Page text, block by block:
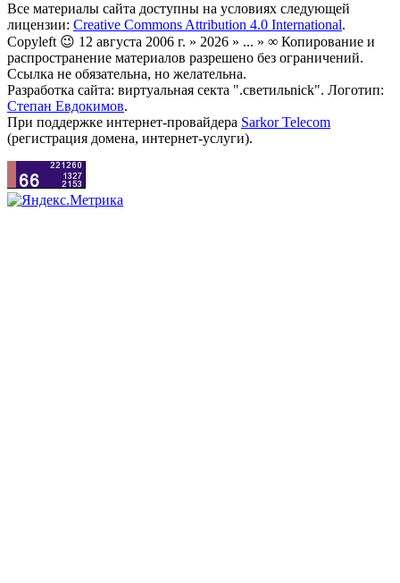
Все материалы сайта доступны на условиях следующей
лицензии: Creative Commons Attribution 4.0 International.
Copyleft 😉 12 августа 2006 г. » 2026 » ... » ∞ Копирование и
распространение материалов разрешено без ограничений.
Ссылка не обязательна, но желательна.
Разработка сайта: виртуальная секта ".светильnick". Логотип:
Степан Евдокимов.
При поддержке интернет-провайдера Sarkor Telecom
(регистрация домена, интернет-услуги).